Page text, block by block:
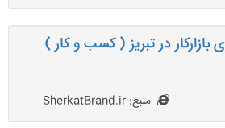
در تبریز ( کسب و کار )
منبع: SherkatBrand.ir